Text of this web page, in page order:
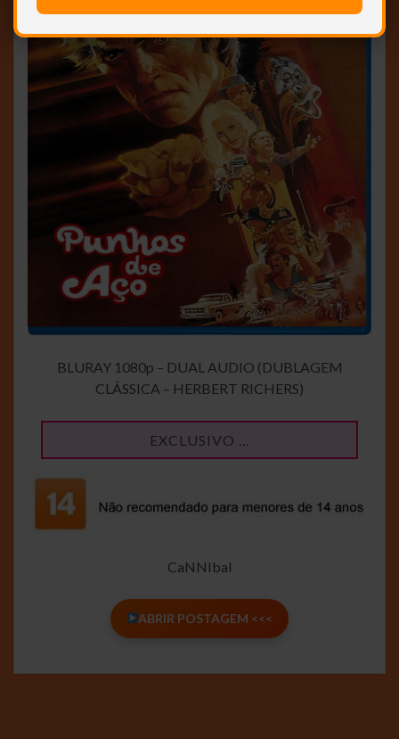
BLURAY 1080p – DUAL AUDIO (DUBLAGEM
CLÁSSICA – HERBERT RICHERS)
EXCLUSIVO …
CaNNIbal
ABRIR POSTAGEM <<<